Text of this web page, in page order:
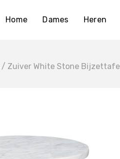
Home Dames Heren
/ Zuiver White Stone